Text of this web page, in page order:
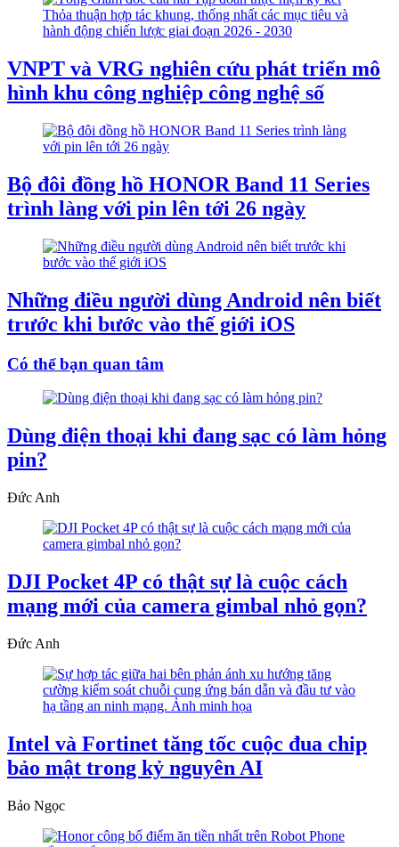
VNPT và VRG nghiên cứu phát triển mô
hình khu công nghiệp công nghệ số
Bộ đôi đồng hồ HONOR Band 11 Series
trình làng với pin lên tới 26 ngày
Những điều người dùng Android nên biết
trước khi bước vào thế giới iOS
Có thể bạn quan tâm
Dùng điện thoại khi đang sạc có làm hỏng
pin?
Đức Anh
DJI Pocket 4P có thật sự là cuộc cách
mạng mới của camera gimbal nhỏ gọn?
Đức Anh
Intel và Fortinet tăng tốc cuộc đua chip
bảo mật trong kỷ nguyên AI
Bảo Ngọc